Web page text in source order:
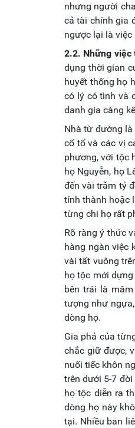
nhưng người
cả tài chính gia
ngược lại là
2.2. Những việc
dụng thời gian
huyết thống họ
có lý có tình và
danh gia càng
Nhà từ đường
cố tổ và các vị
phương, với tộc
họ Nguyễn, họ
đến vài trăm tỷ
tỉnh thành hoặc
từng chi họ rất
Rõ ràng ý thức
hàng ngàn việc
vài tất vuông
họ tộc mới
bên trái là
tượng như
dòng họ.
Gia phả của
chắc giữ được,
nuối tiếc khôn
trên dưới 5-7
họ tộc diễn ra
dòng họ này
tại. Nhiều ban